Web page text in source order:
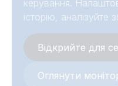
Inverter 24V 1600VA
Inverter 24V
керування.
історію,
Відкрийте для
Оглянути